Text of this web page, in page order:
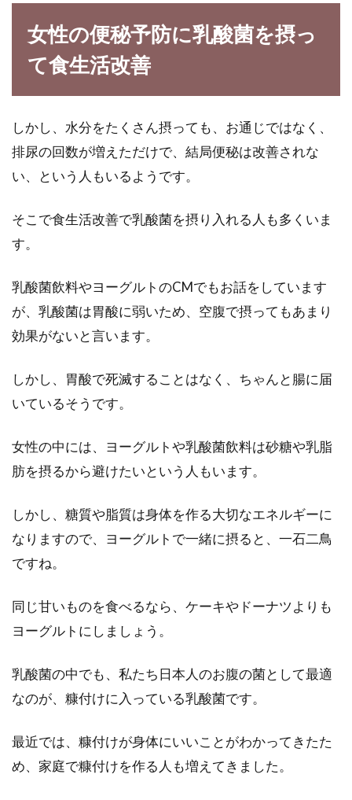
いう印象を持つのではないでしょうか。しか
し、20...
納豆はアルカリ性！アルカリ性食品
を摂ることが健康に良い！
食品を大きく分けると、アルカリ性食品と酸性
アルカリ性...
食事改善でダイエット！アメリカで
注目されている和食人気
問題になっています。肥満の人数も、レベルも
カロリー制限と糖質制限を両方する
糖質制限の食材がブームで、色々な商品が次々
砂糖の量はどのくらい！？
皆さんは、コーヒー牛乳は好きですか？甘くて
飲み物で...
女性の便秘予防に乳酸菌を摂っ
て食生活改善
しかし、水分をたくさん摂っても、お通じではなく、
排尿の回数が増えただけで、結局便秘は改善されな
い、という人もいるようです。
そこで食生活改善で乳酸菌を摂り入れる人も多くいま
す。
乳酸菌飲料やヨーグルトのCMでもお話をしています
が、乳酸菌は胃酸に弱いため、空腹で摂ってもあまり
効果がないと言います。
しかし、胃酸で死滅することはなく、ちゃんと腸に届
いているそうです。
女性の中には、ヨーグルトや乳酸菌飲料は砂糖や乳脂
肪を摂るから避けたいという人もいます。
しかし、糖質や脂質は身体を作る大切なエネルギーに
なりますので、ヨーグルトで一緒に摂ると、一石二鳥
ですね。
同じ甘いものを食べるなら、ケーキやドーナツよりも
ヨーグルトにしましょう。
乳酸菌の中でも、私たち日本人のお腹の菌として最適
なのが、糠付けに入っている乳酸菌です。
最近では、糠付けが身体にいいことがわかってきたた
め、家庭で糠付けを作る人も増えてきました。